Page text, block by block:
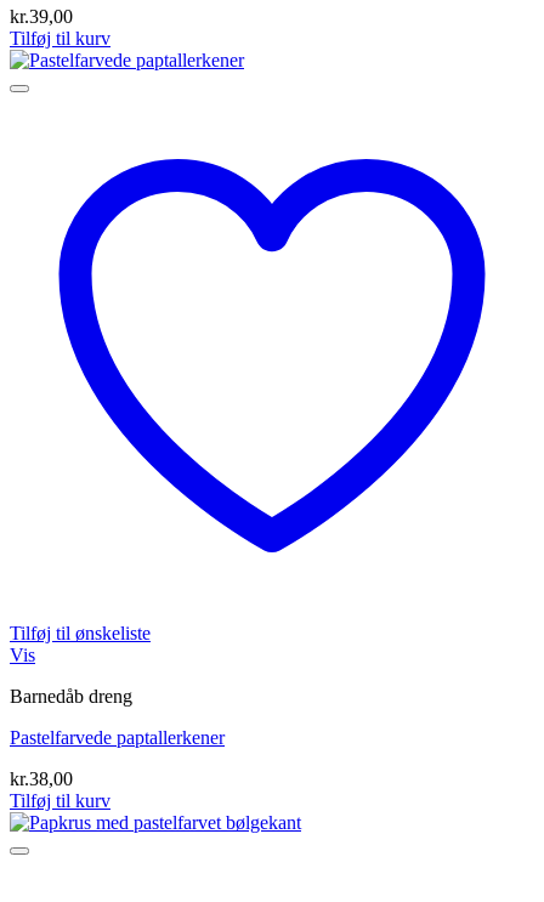
kr.39,00
Tilføj til kurv
Tilføj til ønskeliste
Vis
Barnedåb dreng
Pastelfarvede paptallerkener
kr.38,00
Tilføj til kurv